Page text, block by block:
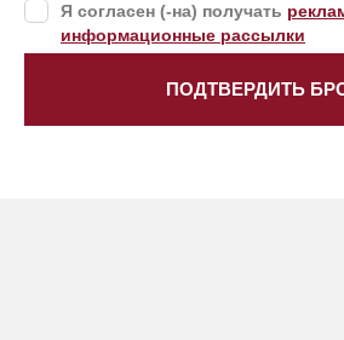
Я согласен (-на) получать
информационные рассылки
ПОДТВЕРДИТЬ